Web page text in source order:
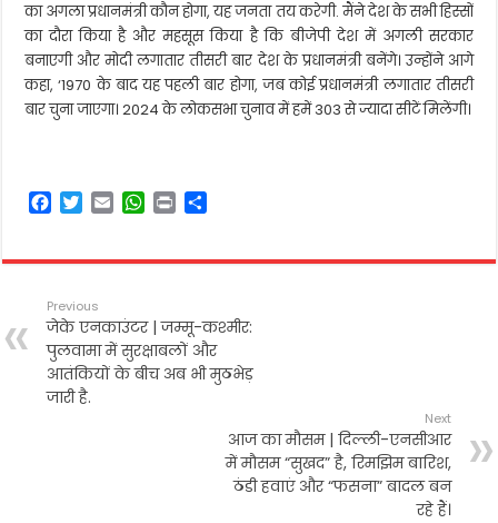
का अगला प्रधानमंत्री कौन होगा, यह जनता तय करेगी. मैंने देश के सभी हिस्सों
का दौरा किया है और महसूस किया है कि बीजेपी देश में अगली सरकार
बनाएगी और मोदी लगातार तीसरी बार देश के प्रधानमंत्री बनेंगे। उन्होंने आगे
कहा, ‘1970 के बाद यह पहली बार होगा, जब कोई प्रधानमंत्री लगातार तीसरी
बार चुना जाएगा। 2024 के लोकसभा चुनाव में हमें 303 से ज्यादा सीटें मिलेंगी।
F
e
o
o
k
T
t
e
r
E
i
W
t
p
p
P
n
r
Previous
जेके एनकाउंटर | जम्मू-कश्मीर:
पुलवामा में सुरक्षाबलों और
आतंकियों के बीच अब भी मुठभेड़
जारी है.
Next
आज का मौसम | दिल्ली-एनसीआर
में मौसम “सुखद” है, रिमझिम बारिश,
ठंडी हवाएं और “फसना” बादल बन
रहे हैं।